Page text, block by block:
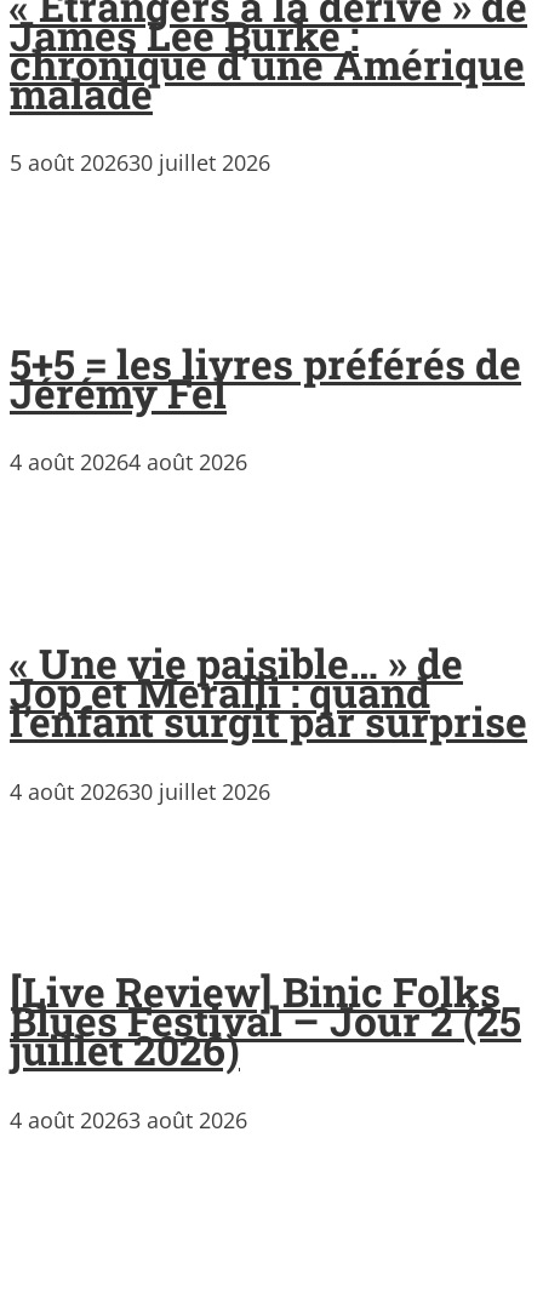
James Lee Burke :
chronique d’une Amérique
malade
5 août 202630 juillet 2026
5+5 = les livres préférés de
Jérémy Fel
4 août 20264 août 2026
« Une vie paisible… » de
Jop et Meralli : quand
l’enfant surgit par surprise
4 août 202630 juillet 2026
[Live Review] Binic Folks
Blues Festival – Jour 2 (25
juillet 2026)
4 août 20263 août 2026